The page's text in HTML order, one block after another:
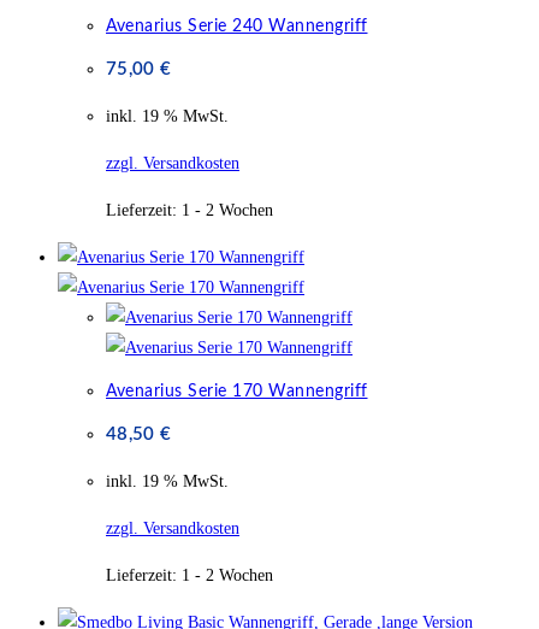
Avenarius Serie 240 Wannengriff
75,00 €
inkl. 19 % MwSt.
zzgl. Versandkosten
Lieferzeit: 1 - 2 Wochen
Avenarius Serie 170 Wannengriff
48,50 €
inkl. 19 % MwSt.
zzgl. Versandkosten
Lieferzeit: 1 - 2 Wochen